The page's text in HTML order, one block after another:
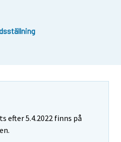
efter 5.4.2022 finns på